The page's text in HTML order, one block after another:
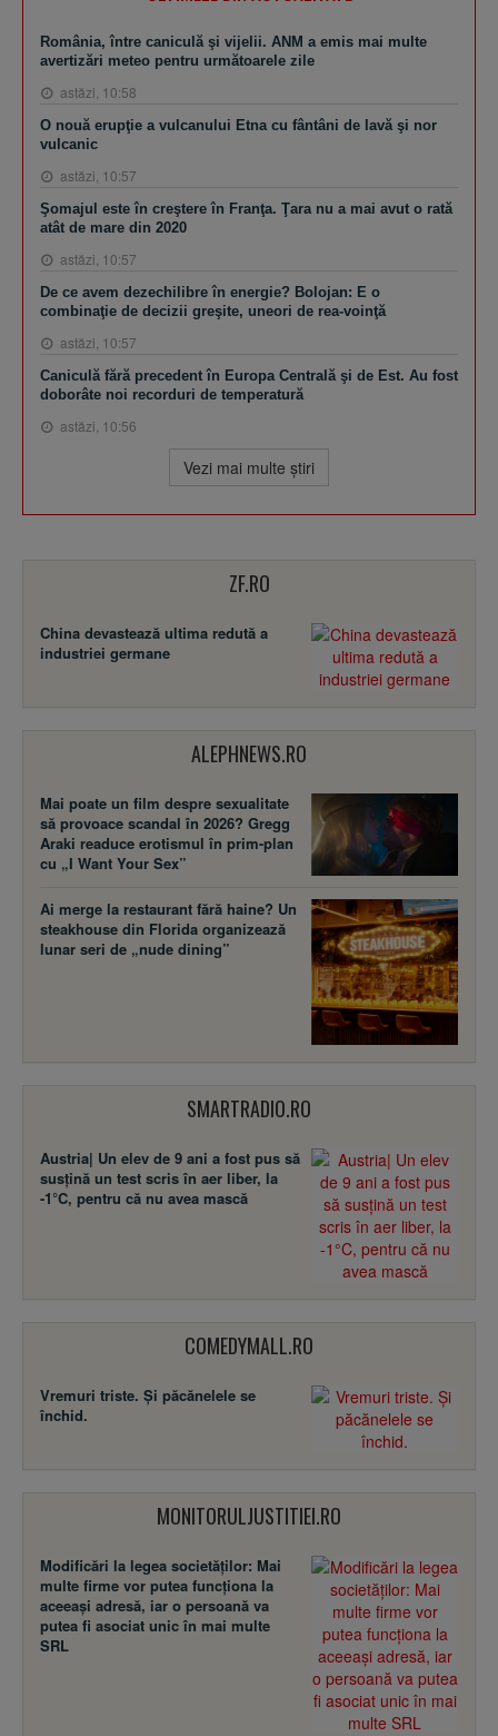
România, între caniculă şi vijelii. ANM a emis mai multe
avertizări meteo pentru următoarele zile
astăzi, 10:58
O nouă erupţie a vulcanului Etna cu fântâni de lavă şi nor
vulcanic
astăzi, 10:57
Şomajul este în creştere în Franţa. Ţara nu a mai avut o rată
atât de mare din 2020
astăzi, 10:57
De ce avem dezechilibre în energie? Bolojan: E o
combinaţie de decizii greşite, uneori de rea-voinţă
astăzi, 10:57
Caniculă fără precedent în Europa Centrală şi de Est. Au fost
doborâte noi recorduri de temperatură
astăzi, 10:56
Vezi mai multe ştiri
ZF.RO
China devastează ultima redută a
industriei germane
ALEPHNEWS.RO
Mai poate un film despre sexualitate
să provoace scandal în 2026? Gregg
Araki readuce erotismul în prim-plan
cu „I Want Your Sex”
Ai merge la restaurant fără haine? Un
steakhouse din Florida organizează
lunar seri de „nude dining”
SMARTRADIO.RO
Austria| Un elev de 9 ani a fost pus să
susţină un test scris în aer liber, la
-1°C, pentru că nu avea mască
COMEDYMALL.RO
Vremuri triste. Şi păcănelele se
închid.
MONITORULJUSTITIEI.RO
Modificări la legea societăţilor: Mai
multe firme vor putea funcţiona la
aceeaşi adresă, iar o persoană va
putea fi asociat unic în mai multe
SRL